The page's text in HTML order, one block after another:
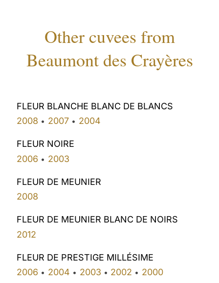
Other cuvees from
Beaumont des Crayères
FLEUR BLANCHE BLANC DE BLANCS
2008 • 2007• 2004
FLEUR NOIRE
2006 • 2003
FLEUR DE MEUNIER
2008
FLEUR DE MEUNIER BLANC DE NOIRS
2012
FLEUR DE PRESTIGE MILLÉSIME
2006 • 2004 • 2003 • 2002 • 2000